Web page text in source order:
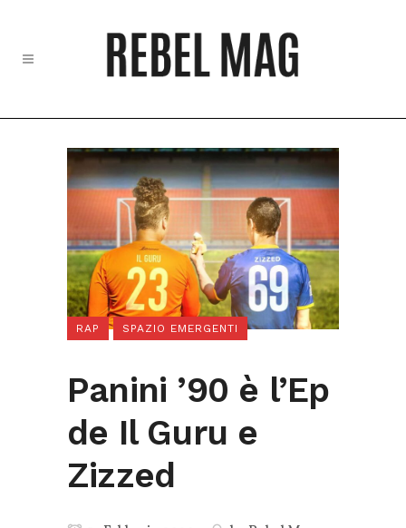
RAP SPAZIO EMERGENTI
Panini ’90 è l’Ep
de Il Guru e
Zizzed